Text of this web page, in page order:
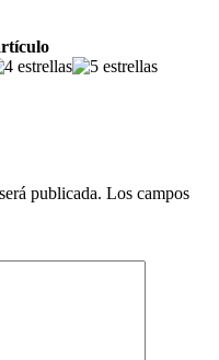
publicada. Los campos